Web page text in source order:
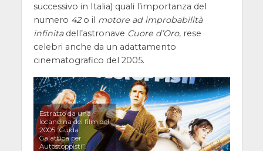
successivo in Italia) quali l’importanza del
numero 42o il motore ad improbabilità
infinitadell’astronave Cuore d’Oro, rese
celebri anche da un adattamento
cinematografico del 2005.
Estratto da una
locandina del film del
2005 “Guida
Galattica per
Autostoppisti”.